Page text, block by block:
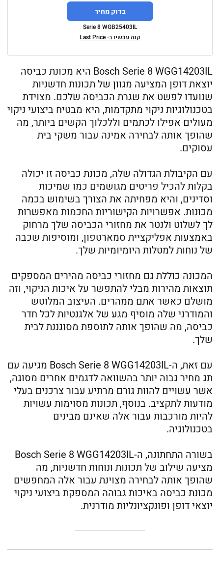
בדוק מחיר
Serie 8 WGB25403IL
קנה עכשיו ב- Last Price
Bosch Serie 8 WGG14203IL היא מכונת כביסה
יוצאת דופן המציעה מגוון של תכונות חדשניות
שנועדו לפשט את שגרת הכביסה שלכם. מצוידת
בטכנולוגיות ניקוי מתקדמות, היא מבטיח ביצועי ניקוי
מעולים אפילו לכתמים וללכלוך הקשים ביותר, מה
שהופך אותה לבחירה אמינה עבור משקי בית
עסוקים.
עם הקיבולת הגדולה שלה, מכונת כביסה זו יכולה
בקלות להכיל פריטים מגושמים כמו שמיכות
וסדינים, והיא מפחיתה את הצורך בשימוש בכמה
מכונות. אפשרויות הקישוריות החכמות מאפשרות
לך לשלוט ולנטר את מחזורי הכביסה שלך מרחוק
באמצעות אפליקציית סמארטפון, ומוסיפות שכבה
של נוחות למטלות היומיומיות שלך.
המכונה כוללת גם מחזורי כביסה מהירים המספקים
תוצאות מהירות מבלי להתפשר על איכות הניקוי, וזה
מושלם כאשר אתם ממהרים. העיצוב המלוטש
והמודרני שלה מוסיף מגע של אלגנטיות לכל חדר
כביסה, מה שהופך אותה לתוספת מסוגננת לבית
שלך.
עם זאת, ה-Bosch Serie 8 WGG14203IL מגיעה עם
תג מחיר גבוה יותר בהשוואה לדגמים אחרים מסוגה,
אשר עשויים להוות גורם מרתיע עבור צרכנים בעלי
מודעות לתקציב. בנוסף, תכונות מסוימות עשויות
להיות מורכבות עבור אלה שאינם מבינים
בטכנולוגיה.
בשורה התחתונה, ה-Bosch Serie 8 WGG14203IL
מציעה שילוב של תכונות ונוחות חדשניות, מה
שהופך אותה לבחירה מצוינת עבור אלה המחפשים
מכונת כביסה באיכות גבוהה המספקת ביצועי ניקוי
יוצאי דופן ופונקציונליות מודרנית.